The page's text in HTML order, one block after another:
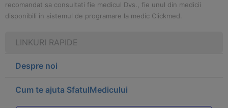
recomandat sa consultati fie medicul Dvs., fie unul din medicii
disponibili in sistemul de programare la medic Clickmed.
LINKURI RAPIDE
Despre noi
Cum te ajuta SfatulMedicului